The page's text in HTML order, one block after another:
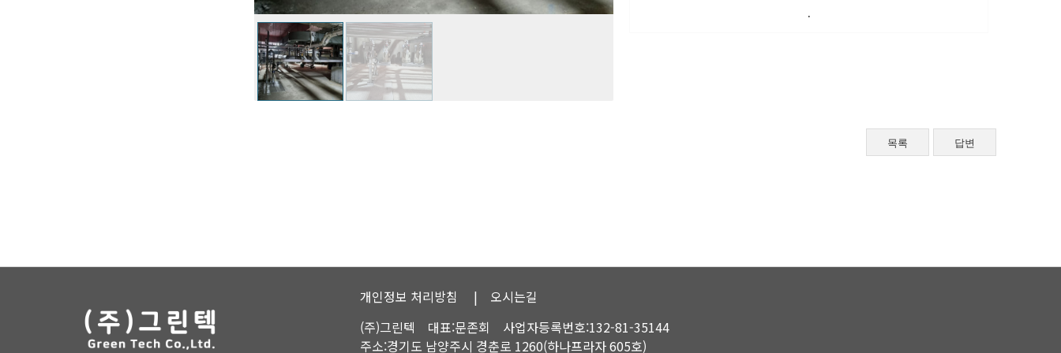
.
목록 답변
개인정보 처리방침
| 오시는길
(주)그린텍 대표:문존회 사업자등록번호:132-81-35144
주소:경기도 남양주시 경춘로 1260(하나프라자 605호)